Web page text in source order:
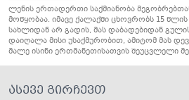
ლენის ერთადერთი საქმიანობა
მოწყობაა. იმავე ქალაქში ცხოვრობს 15
სახლიდან არ გადის, მას დაბადებიდან გულის
დაიღალა მისი უსაქმურობით, ამიტომ მას
მალე ისინი ერთმანეთისათვის შეუცვლელი
ასევე გირჩევთ